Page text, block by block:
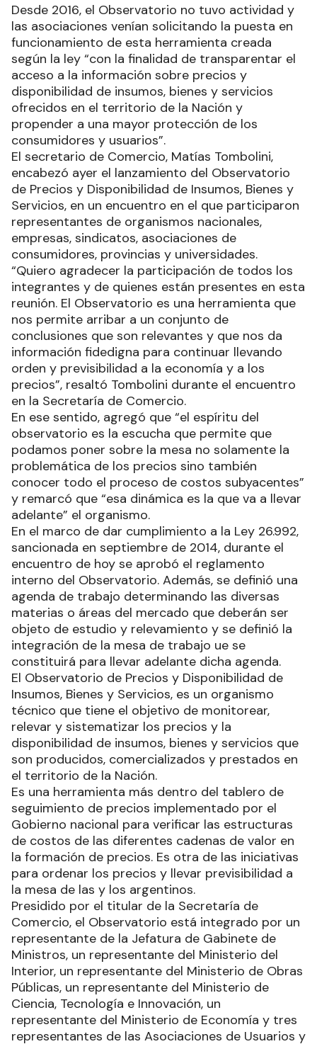
Desde 2016, el Observatorio no tuvo actividad y
las asociaciones venían solicitando la puesta en
funcionamiento de esta herramienta creada
según la ley “con la finalidad de transparentar el
acceso a la información sobre precios y
disponibilidad de insumos, bienes y servicios
ofrecidos en el territorio de la Nación y
propender a una mayor protección de los
consumidores y usuarios”.
El secretario de Comercio, Matías Tombolini,
encabezó ayer el lanzamiento del Observatorio
de Precios y Disponibilidad de Insumos, Bienes y
Servicios, en un encuentro en el que participaron
representantes de organismos nacionales,
empresas, sindicatos, asociaciones de
consumidores, provincias y universidades.
“Quiero agradecer la participación de todos los
integrantes y de quienes están presentes en esta
reunión. El Observatorio es una herramienta que
nos permite arribar a un conjunto de
conclusiones que son relevantes y que nos da
información fidedigna para continuar llevando
orden y previsibilidad a la economía y a los
precios”, resaltó Tombolini durante el encuentro
en la Secretaría de Comercio.
En ese sentido, agregó que “el espíritu del
observatorio es la escucha que permite que
podamos poner sobre la mesa no solamente la
problemática de los precios sino también
conocer todo el proceso de costos subyacentes”
y remarcó que “esa dinámica es la que va a llevar
adelante” el organismo.
En el marco de dar cumplimiento a la Ley 26.992,
sancionada en septiembre de 2014, durante el
encuentro de hoy se aprobó el reglamento
interno del Observatorio. Además, se definió una
agenda de trabajo determinando las diversas
materias o áreas del mercado que deberán ser
objeto de estudio y relevamiento y se definió la
integración de la mesa de trabajo ue se
constituirá para llevar adelante dicha agenda.
El Observatorio de Precios y Disponibilidad de
Insumos, Bienes y Servicios, es un organismo
técnico que tiene el objetivo de monitorear,
relevar y sistematizar los precios y la
disponibilidad de insumos, bienes y servicios que
son producidos, comercializados y prestados en
el territorio de la Nación.
Es una herramienta más dentro del tablero de
seguimiento de precios implementado por el
Gobierno nacional para verificar las estructuras
de costos de las diferentes cadenas de valor en
la formación de precios. Es otra de las iniciativas
para ordenar los precios y llevar previsibilidad a
la mesa de las y los argentinos.
Presidido por el titular de la Secretaría de
Comercio, el Observatorio está integrado por un
representante de la Jefatura de Gabinete de
Ministros, un representante del Ministerio del
Interior, un representante del Ministerio de Obras
Públicas, un representante del Ministerio de
Ciencia, Tecnología e Innovación, un
representante del Ministerio de Economía y tres
representantes de las Asociaciones de Usuarios y